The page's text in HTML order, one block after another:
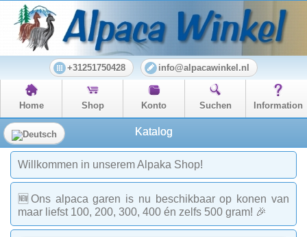
+31251750428 info@alpacawinkel.nl
Home Shop Konto Suchen Information
Katalog
Willkommen in unserem Alpaka Shop!
🆕Ons alpaca garen is nu beschikbaar op konen van
maar liefst 100, 200, 300, 400 én zelfs 500 gram! 🎉